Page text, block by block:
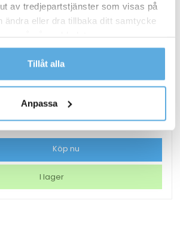
av tredjepartstjänster som visas på
ändra eller dra tillbaka ditt samtycke
om vilka vi är, hur du
på vilket sätt vi behandlar
Tillåt alla
Anpassa
USB-C till USB-C 2.0 Vit 1m
211,25kr
Köp nu
I lager